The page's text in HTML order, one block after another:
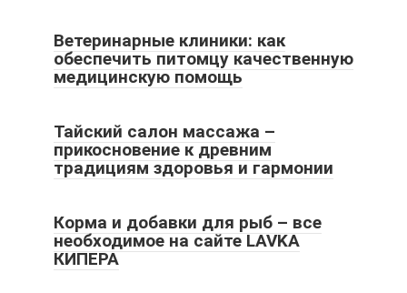
Ветеринарные клиники: как
обеспечить питомцу качественную
медицинскую помощь
Тайский салон массажа –
прикосновение к древним
традициям здоровья и гармонии
Корма и добавки для рыб – все
необходимое на сайте LAVKA
КИПЕРА